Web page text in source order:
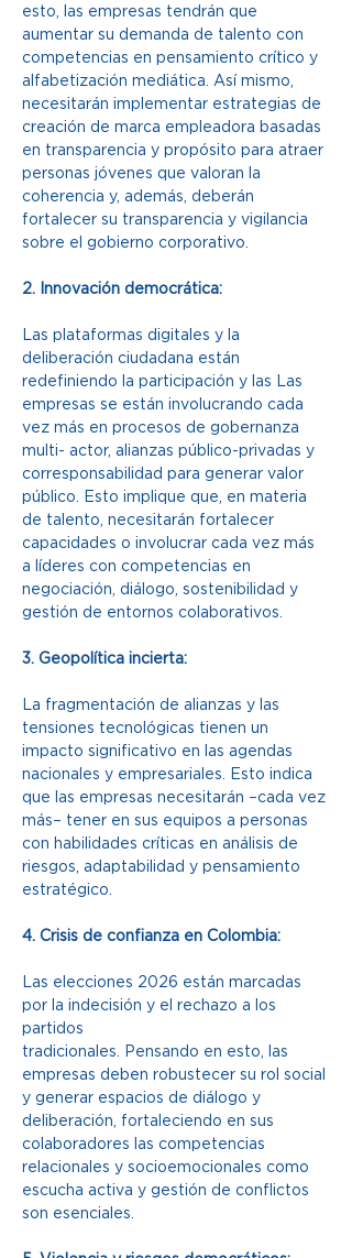
esto, las empresas tendrán que
aumentar su demanda de talento con
competencias en pensamiento crítico y
alfabetización mediática. Así mismo,
necesitarán implementar estrategias de
creación de marca empleadora basadas
en transparencia y propósito para atraer
personas jóvenes que valoran la
coherencia y, además, deberán
fortalecer su transparencia y vigilancia
sobre el gobierno corporativo.
2. Innovación democrática:
Las plataformas digitales y la
deliberación ciudadana están
redefiniendo la participación y las Las
empresas se están involucrando cada
vez más en procesos de gobernanza
multi- actor, alianzas público-privadas y
corresponsabilidad para generar valor
público. Esto implique que, en materia
de talento, necesitarán fortalecer
capacidades o involucrar cada vez más
a líderes con competencias en
negociación, diálogo, sostenibilidad y
gestión de entornos colaborativos.
3. Geopolítica incierta:
La fragmentación de alianzas y las
tensiones tecnológicas tienen un
impacto significativo en las agendas
nacionales y empresariales. Esto indica
que las empresas necesitarán –cada vez
más– tener en sus equipos a personas
con habilidades críticas en análisis de
riesgos, adaptabilidad y pensamiento
estratégico.
4. Crisis de confianza en Colombia:
Las elecciones 2026 están marcadas
por la indecisión y el rechazo a los
partidos
tradicionales. Pensando en esto, las
empresas deben robustecer su rol social
y generar espacios de diálogo y
deliberación, fortaleciendo en sus
colaboradores las competencias
relacionales y socioemocionales como
escucha activa y gestión de conflictos
son esenciales.